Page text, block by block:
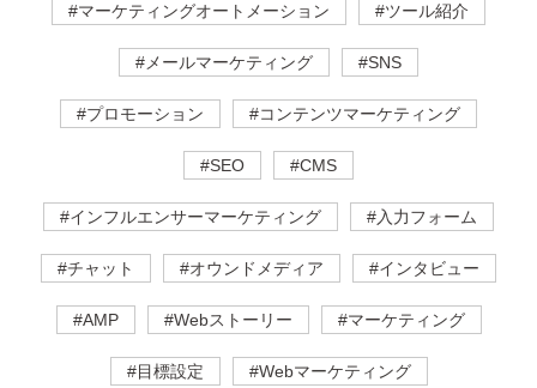
#マーケティングオートメーション #ツール紹介
#メールマーケティング #SNS
#プロモーション #コンテンツマーケティング
#SEO #CMS
#インフルエンサーマーケティング #入力フォーム
#チャット #オウンドメディア #インタビュー
#AMP #Webストーリー #マーケティング
#目標設定 #Webマーケティング